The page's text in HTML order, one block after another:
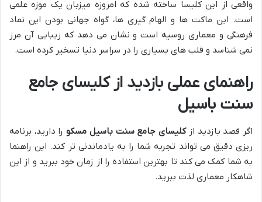
واقعی از این کلیسا ساخته شده که امروزه میزبان یک موزه علمی
است. این ماکت ها و الهام گیری ها، گواه جهانی بودن این نماد
فرهنگی و معماری روسیه است و نشان می دهد که زیبایی آن مرز
نمی شناسد و قلب های بسیاری را در سراسر دنیا تسخیر کرده است.
راهنمای عملی بازدید از کلیسای جامع
سنت باسیل
اگر قصد بازدید ازکلیسای جامع سنت باسیل مسکورا دارید، برنامه
ریزی دقیق می تواند تجربه شما را به یادماندنی تر کند. این راهنما
به شما کمک می کند تا بهترین استفاده را از زمان خود ببرید و از این
شاهکار معماری لذت ببرید.